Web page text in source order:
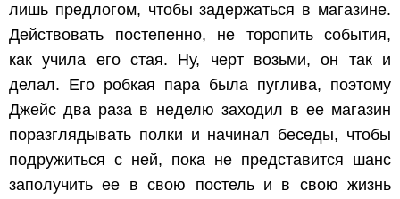
лишь предлогом, чтобы задержаться в магазине.
Действовать постепенно, не торопить события,
как учила его стая. Ну, черт возьми, он так и
делал. Его робкая пара была пуглива, поэтому
Джейс два раза в неделю заходил в ее магазин
поразглядывать полки и начинал беседы, чтобы
подружиться с ней, пока не представится шанс
заполучить ее в свою постель и в свою жизнь